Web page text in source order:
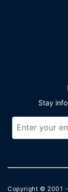
Stay
Copyright © 2001